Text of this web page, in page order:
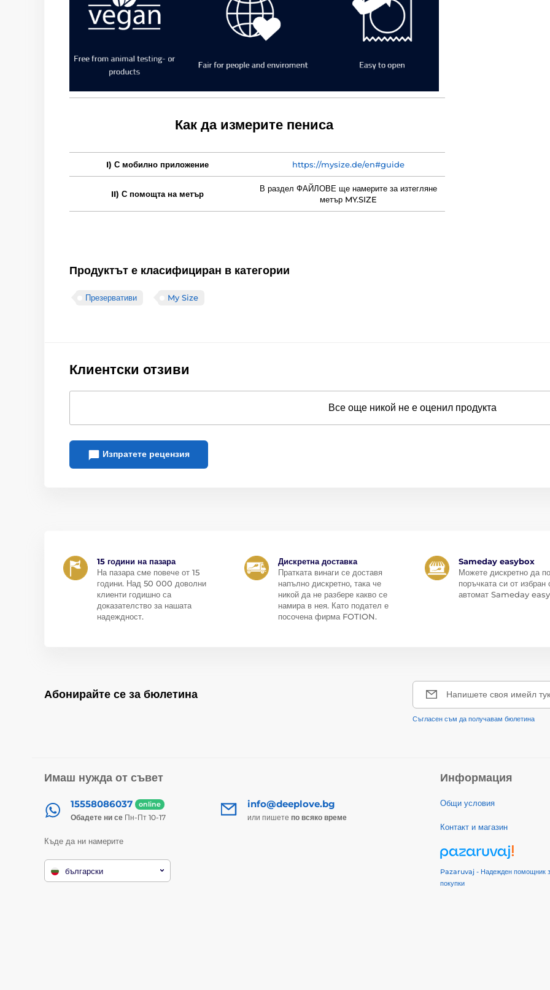
Как да измерите пениса
I) С мобилно приложение https://mysize.de/en#guide
II) С помощта на метър
В раздел ФАЙЛОВЕ ще намерите за изтегляне
метър MY.SIZE
Продуктът е класифициран в категории
Презервативи My Size
Клиентски отзиви
Все още никой не е оценил продукта
Изпратете рецензия
15 години на пазара
На пазара сме повече от 15
години. Над 50 000 доволни
клиенти годишно са
доказателство за нашата
надеждност.
Дискретна доставка
Пратката винаги се доставя
напълно дискретно, така че
никой да не разбере какво се
намира в нея. Като подател е
посочена фирма FOTION.
Sameday easybox
Можете дискретно да
поръчката си от избран
автомат Sameday
Абонирайте се за бюлетина Напишете своя имейл тук
Съгласен съм да получавам бюлетина
Имаш нужда от съвет
15558086037 online
Обадете ни се Пн-Пт 10-17
info@deeplove.bg
или пишете по всяко време
Къде да ни намерите
български
Информация
Общи условия
Контакт и магазин
Pazaruvaj - Надежден помощник
покупки